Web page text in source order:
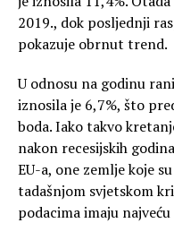
2019., dok posljednji
pokazuje obrnut trend.
U odnosu na godinu
iznosila je 6,7%, što
boda. Iako takvo
nakon recesijskih
EU-a, one zemlje koje
tadašnjom svjetskom
podacima imaju